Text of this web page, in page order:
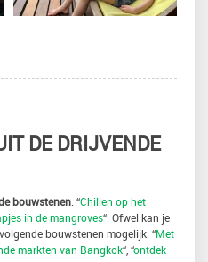
DE DRIJVENDE
bouwstenen: “Chillen op het
in de mangroves“. Ofwel kan je
bouwstenen mogelijk: “Met
markten van Bangkok“, “ontdek